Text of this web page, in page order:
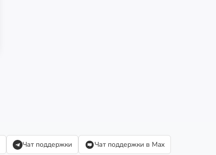
Чат поддержки Чат поддержки в Max